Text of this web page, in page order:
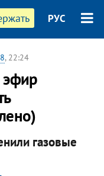
РУС
, 22:24
эфир
газовые